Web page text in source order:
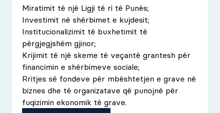
Miratimit të një Ligji të ri të Punës;
Investimit në shërbimet e kujdesit;
Institucionalizimit të buxhetimit të
përgjegjshëm gjinor;
Krijimit të një skeme të veçantë grantesh për
financimin e shërbimeve sociale;
Rritjes së fondeve për mbështetjen e grave në
biznes dhe të organizatave që punojnë për
fuqizimin ekonomik të grave.